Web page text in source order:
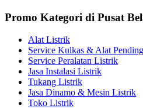
Promo Kategori di Pusat
Alat Listrik
Service Kulkas & Alat
Service Peralatan Listrik
Jasa Instalasi Listrik
Tukang Listrik
Jasa Dinamo & Mesin Listrik
Toko Listrik